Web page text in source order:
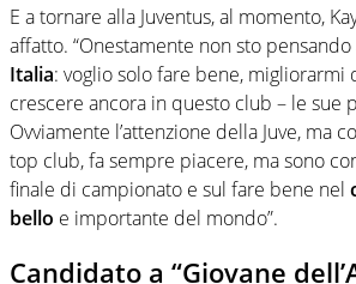
E a tornare alla Juventus, al momento,
affatto. “Onestamente non sto
Italia: voglio solo fare bene, migliorarmi
crescere ancora in questo club – le sue
Ovviamente l’attenzione della Juve, ma
top club, fa sempre piacere, ma sono
finale di campionato e sul fare bene nel
bello e importante del mondo”.
Candidato a “Giovane